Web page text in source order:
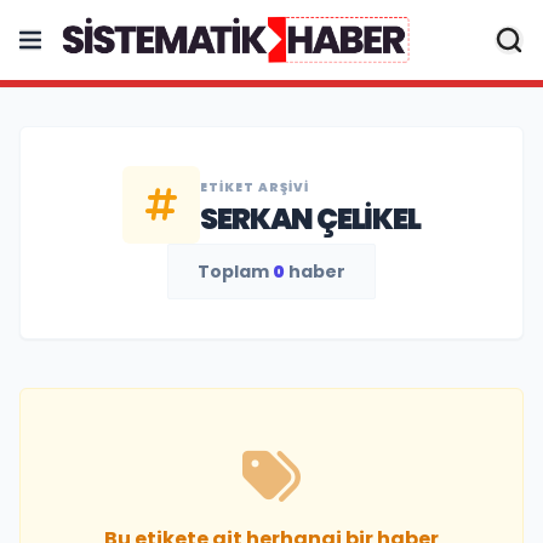
ETIKET ARŞIVI
SERKAN ÇELIKEL
Toplam 0 haber